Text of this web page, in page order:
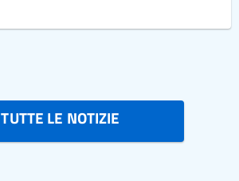
TUTTE LE NOTIZIE